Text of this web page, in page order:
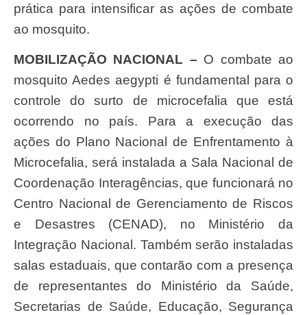
prática para intensificar as ações de combate
ao mosquito.
MOBILIZAÇÃO NACIONAL – O combate ao
mosquito Aedes aegypti é fundamental para o
controle do surto de microcefalia que está
ocorrendo no país. Para a execução das
ações do Plano Nacional de Enfrentamento à
Microcefalia, será instalada a Sala Nacional de
Coordenação Interagências, que funcionará no
Centro Nacional de Gerenciamento de Riscos
e Desastres (CENAD), no Ministério da
Integração Nacional. Também serão instaladas
salas estaduais, que contarão com a presença
de representantes do Ministério da Saúde,
Secretarias de Saúde, Educação, Segurança